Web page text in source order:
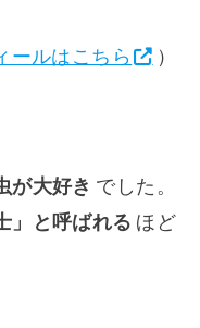
ールはこちら
）
が大好き でした。
」と呼ばれる ほど